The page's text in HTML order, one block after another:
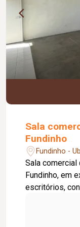
de segurança
diferencial,
da área da
locatário.
informações
Sala
Fundinho
Fundinho -
Sala
Fundinho, em
escritórios,
ponto de